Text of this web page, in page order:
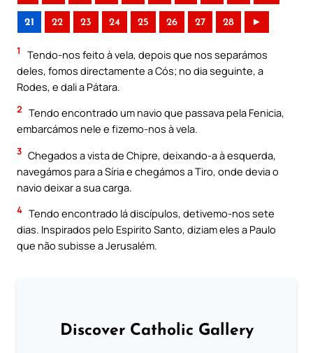
21 22 23 24 25 26 27 28 ►
1
Tendo-nos feito à vela, depois que nos separámos
deles, fomos directamente a Cós; no dia seguinte, a
Rodes, e dali a Pátara.
2 Tendo encontrado um navio que passava pela Fenicia,
embarcámos nele e fizemo-nos à vela.
3 Chegados a vista de Chipre, deixando-a à esquerda,
navegámos para a Síria e chegámos a Tiro, onde devia o
navio deixar a sua carga.
4 Tendo encontrado lá discípulos, detivemo-nos sete
dias. Inspirados pelo Espirito Santo, diziam eles a Paulo
que não subisse a Jerusalém.
Discover Catholic Gallery